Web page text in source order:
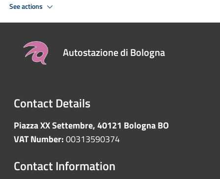
See actions
Autostazione di Bologna
Contact Details
Piazza XX Settembre, 40121 Bologna BO
VAT Number:00313590374
Contact Information